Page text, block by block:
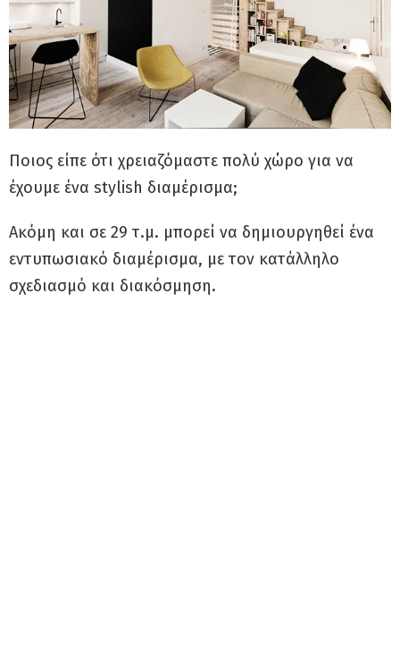
Ποιος είπε ότι χρειαζόμαστε πολύ χώρο για να
έχουμε ένα stylish διαμέρισμα;
Ακόμη και σε 29 τ.μ. μπορεί να δημιουργηθεί ένα
εντυπωσιακό διαμέρισμα, με τον κατάλληλο
σχεδιασμό και διακόσμηση.